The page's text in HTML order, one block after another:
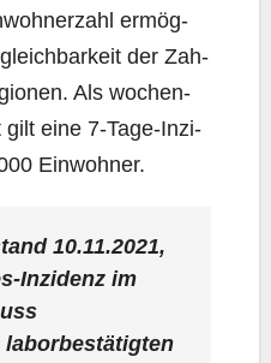
ermög­
der Zah­
Als wochen­
eine 7‑Ta­ge-Inzi­
Einwohner.
10.11.2021,
Inzi­denz im
labor­be­stä­tig­ten